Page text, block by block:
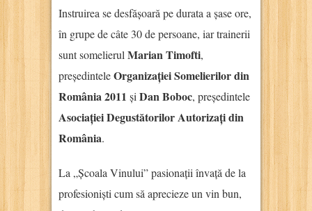
Instruirea se desfășoară pe durata a șase ore,
în grupe de câte 30 de persoane, iar trainerii
sunt somelierul Marian Timofti,
președinteleOrganizației Somelierilor din
România 2011 și Dan Boboc, președintele
Asociației Degustătorilor Autorizați din
România.
La „Școala Vinului” pasionații învață de la
profesioniști cum să aprecieze un vin bun,